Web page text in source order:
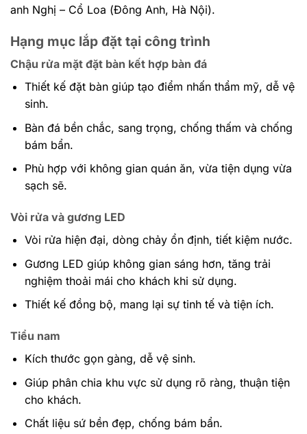
anh Nghị – Cổ Loa (Đông Anh, Hà Nội).
Hạng mục lắp đặt tại công trình
Chậu rửa mặt đặt bàn kết hợp bàn đá
Thiết kế đặt bàn giúp tạo điểm nhấn thẩm mỹ, dễ vệ
sinh.
Bàn đá bền chắc, sang trọng, chống thấm và chống
bám bẩn.
Phù hợp với không gian quán ăn, vừa tiện dụng vừa
sạch sẽ.
Vòi rửa và gương LED
Vòi rửa hiện đại, dòng chảy ổn định, tiết kiệm nước.
Gương LED giúp không gian sáng hơn, tăng trải
nghiệm thoải mái cho khách khi sử dụng.
Thiết kế đồng bộ, mang lại sự tinh tế và tiện ích.
Tiểu nam
Kích thước gọn gàng, dễ vệ sinh.
Giúp phân chia khu vực sử dụng rõ ràng, thuận tiện
cho khách.
Chất liệu sứ bền đẹp, chống bám bẩn.